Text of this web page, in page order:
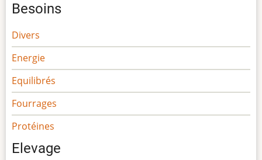
Besoins
Divers
Energie
Equilibrés
Fourrages
Protéines
Elevage